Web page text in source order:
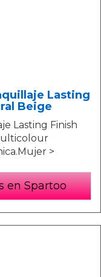
Lasting
Beige
Lasting Finish
>
en Spartoo